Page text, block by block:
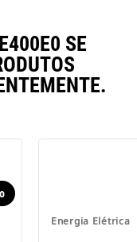
SE
Energia Elétrica